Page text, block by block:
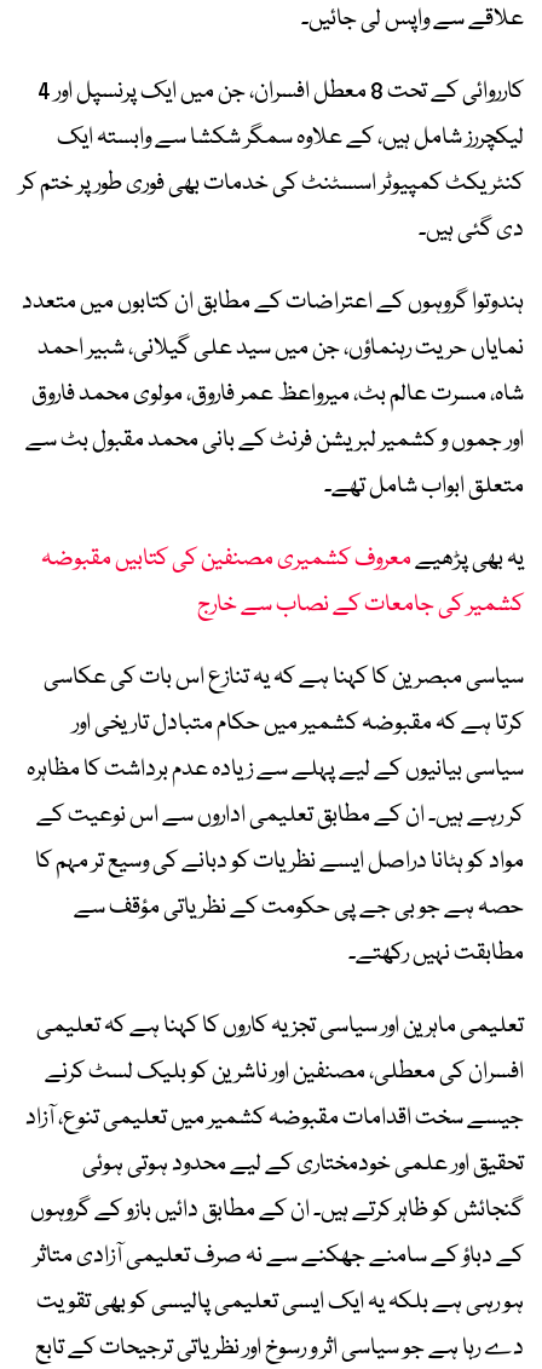
علاقے سے واپس لی جائیں۔
کارروائی کے تحت 8 معطل افسران، جن میں ایک پرنسپل اور 4
لیکچررز شامل ہیں، کے علاوہ سمگر شکشا سے وابستہ ایک
کنٹریکٹ کمپیوٹر اسسٹنٹ کی خدمات بھی فوری طور پر ختم کر
دی گئی ہیں۔
ہندوتوا گروہوں کے اعتراضات کے مطابق ان کتابوں میں متعدد
نمایاں حریت رہنماؤں، جن میں سید علی گیلانی، شبیر احمد
شاہ، مسرت عالم بٹ، میرواعظ عمر فاروق، مولوی محمد فاروق
اور جموں و کشمیر لبریشن فرنٹ کے بانی محمد مقبول بٹ سے
متعلق ابواب شامل تھے۔
یہ بھی پڑھیےمعروف کشمیری مصنفین کی کتابیں مقبوضہ
کشمیر کی جامعات کے نصاب سے خارج
سیاسی مبصرین کا کہنا ہے کہ یہ تنازع اس بات کی عکاسی
کرتا ہے کہ مقبوضہ کشمیر میں حکام متبادل تاریخی اور
سیاسی بیانیوں کے لیے پہلے سے زیادہ عدم برداشت کا مظاہرہ
کر رہے ہیں۔ ان کے مطابق تعلیمی اداروں سے اس نوعیت کے
مواد کو ہٹانا دراصل ایسے نظریات کو دبانے کی وسیع تر مہم کا
حصہ ہے جو بی جے پی حکومت کے نظریاتی مؤقف سے
مطابقت نہیں رکھتے۔
تعلیمی ماہرین اور سیاسی تجزیہ کاروں کا کہنا ہے کہ تعلیمی
افسران کی معطلی، مصنفین اور ناشرین کو بلیک لسٹ کرنے
جیسے سخت اقدامات مقبوضہ کشمیر میں تعلیمی تنوع، آزاد
تحقیق اور علمی خودمختاری کے لیے محدود ہوتی ہوئی
گنجائش کو ظاہر کرتے ہیں۔ ان کے مطابق دائیں بازو کے گروہوں
کے دباؤ کے سامنے جھکنے سے نہ صرف تعلیمی آزادی متاثر
ہو رہی ہے بلکہ یہ ایک ایسی تعلیمی پالیسی کو بھی تقویت
دے رہا ہے جو سیاسی اثر و رسوخ اور نظریاتی ترجیحات کے تابع